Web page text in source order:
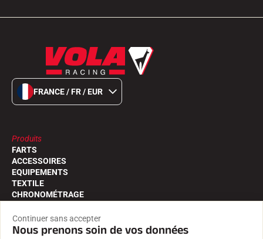
FRANCE / FR / EUR
Produits
FARTS
ACCESSOIRES
EQUIPEMENTS
TEXTILE
CHRONOMÉTRAGE
Services
Continuer sans accepter
Nous prenons soin de vos données